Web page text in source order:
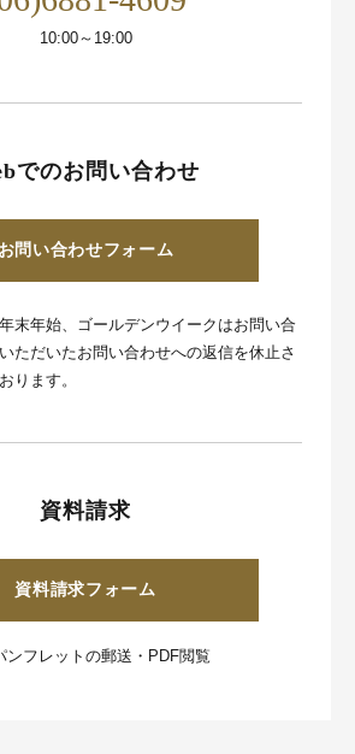
10:00～19:00
でのお問い合わせ
お問い合わせフォーム
末年始、ゴールデンウイークはお問い合
ただいたお問い合わせへの返信を休止さ
ります。
資料請求
資料請求フォーム
ンフレットの郵送・PDF閲覧